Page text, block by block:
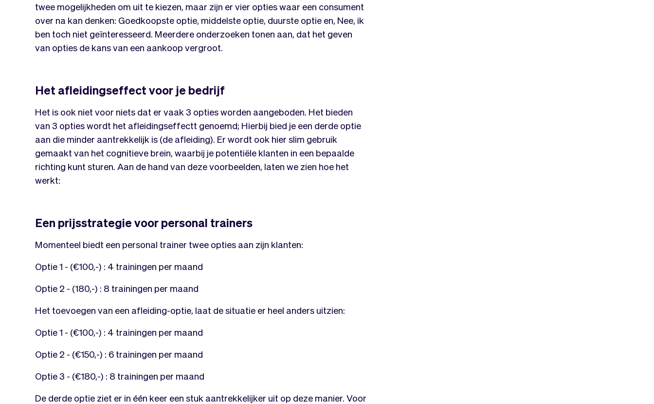
twee mogelijkheden om uit te kiezen, maar zijn er vier opties waar een consument
over na kan denken: Goedkoopste optie, middelste optie, duurste optie en, Nee, ik
ben toch niet geïnteresseerd. Meerdere onderzoeken tonen aan, dat het geven
van opties de kans van een aankoop vergroot.
Het afleidingseffect voor je bedrijf
Het is ook niet voor niets dat er vaak 3 opties worden aangeboden. Het bieden
van 3 opties wordt het afleidingseffectt genoemd; Hierbij bied je een derde optie
aan die minder aantrekkelijk is (de afleiding). Er wordt ook hier slim gebruik
gemaakt van het cognitieve brein, waarbij je potentiële klanten in een bepaalde
richting kunt sturen. Aan de hand van deze voorbeelden, laten we zien hoe het
werkt:
Een prijsstrategie voor personal trainers
Momenteel biedt een personal trainer twee opties aan zijn klanten:
Optie 1 - (€100,-) : 4 trainingen per maand
Optie 2 - (180,-) : 8 trainingen per maand
Het toevoegen van een afleiding-optie, laat de situatie er heel anders uitzien:
Optie 1 - (€100,-) : 4 trainingen per maand
Optie 2 - (€150,-) : 6 trainingen per maand
Optie 3 - (€180,-) : 8 trainingen per maand
De derde optie ziet er in één keer een stuk aantrekkelijker uit op deze manier. Voor